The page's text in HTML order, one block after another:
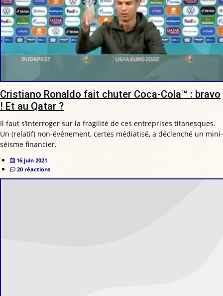
Cristiano Ronaldo fait chuter Coca-Cola™ : bravo
! Et au Qatar ?
Il faut s’interroger sur la fragilité de ces entreprises titanesques.
Un (relatif) non-événement, certes médiatisé, a déclenché un mini-
séisme financier.
16 juin 2021
20 réactions